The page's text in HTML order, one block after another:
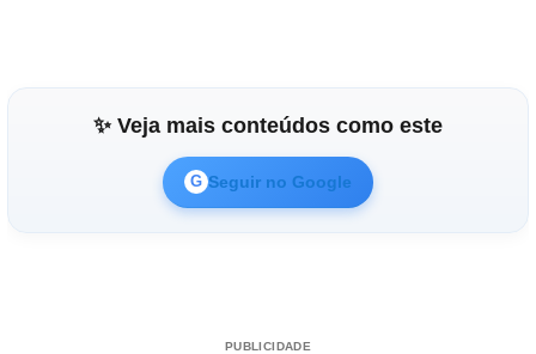
✨ Veja mais conteúdos como este
G Seguir no Google
PUBLICIDADE